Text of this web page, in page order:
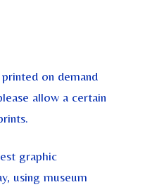
on demand
allow a certain
graphic
using museum